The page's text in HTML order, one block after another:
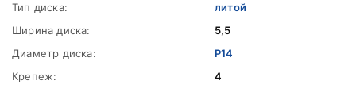
Тип диска:
литой
Ширина диска:
5,5
Диаметр диска:
Р14
Крепеж:
4